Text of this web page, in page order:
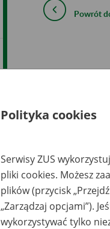
Powrót
Polityka cookies
Serwisy ZUS
pliki cookies. Możesz
plików (przycisk
„Zarządzaj opcjami”).
wykorzystywać tylko